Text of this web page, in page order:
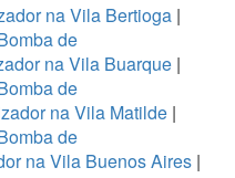
na Vila Bertioga|
de
na Vila Buarque |
de
na Vila Matilde|
de
na Vila Buenos Aires|